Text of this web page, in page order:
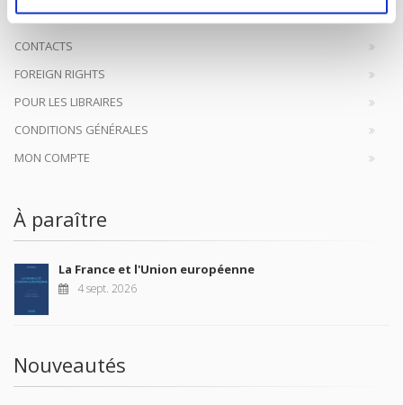
CONTACTS
FOREIGN RIGHTS
POUR LES LIBRAIRES
CONDITIONS GÉNÉRALES
MON COMPTE
À paraître
La France et l'Union européenne
4 sept. 2026
Nouveautés